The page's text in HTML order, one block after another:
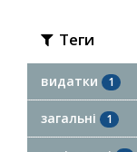
Теги
видатки 1
загальні 1